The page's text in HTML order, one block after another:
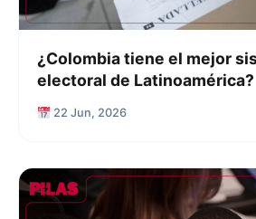
¿Colombia tiene el mejor
electoral de Latinoamérica?
22 Jun, 2026